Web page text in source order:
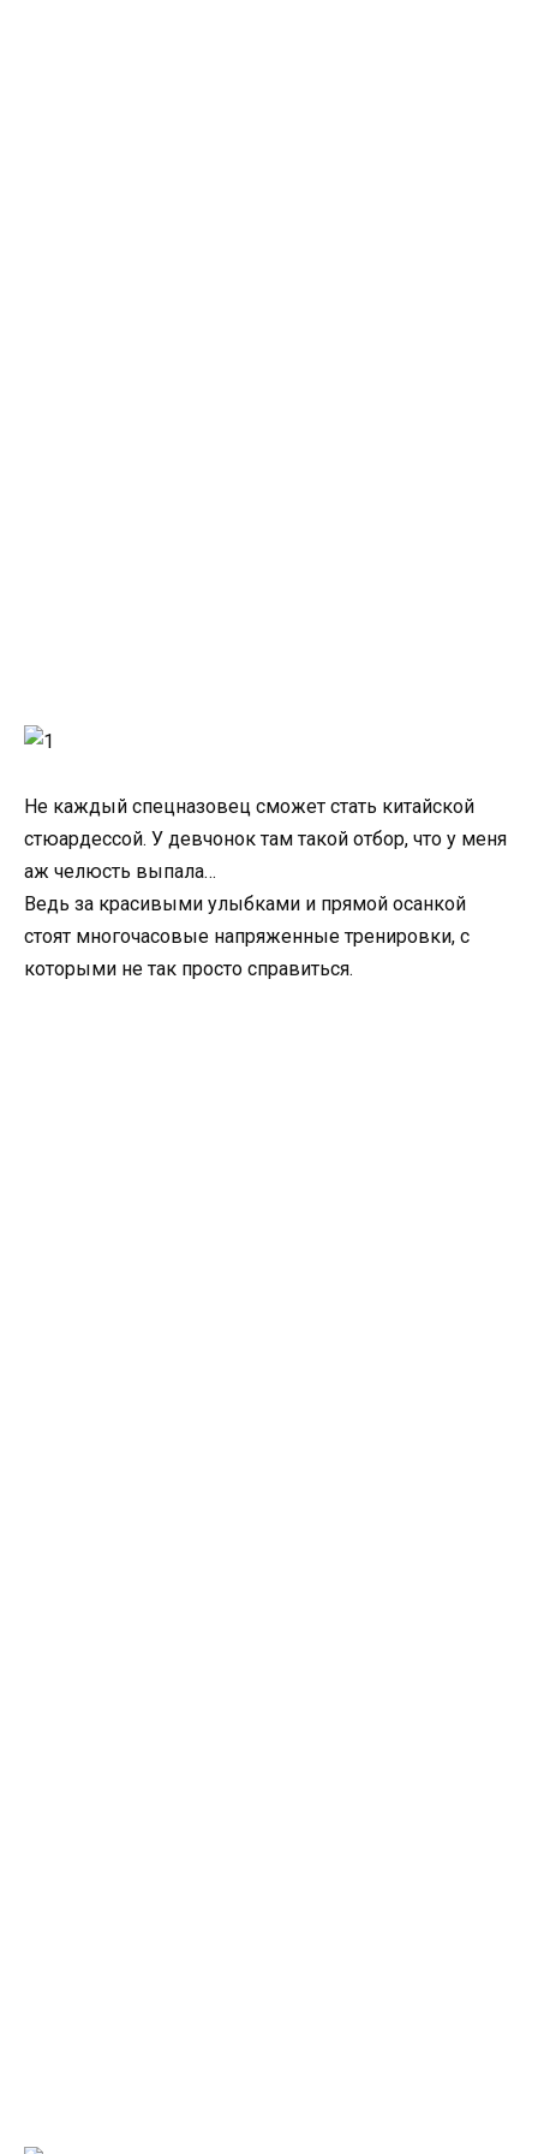
Не каждый спецназовец сможет стать китайской
стюардессой. У девчонок там такой отбор, что у меня
аж челюсть выпала…
Ведь за красивыми улыбками и прямой осанкой
стоят многочасовые напряженные тренировки, с
которыми не так просто справиться.